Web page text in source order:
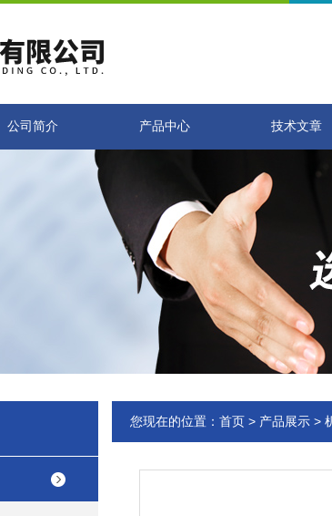
公司简介 产品中心 技术文章
您现在的位置： 首页 > 产品展示 >